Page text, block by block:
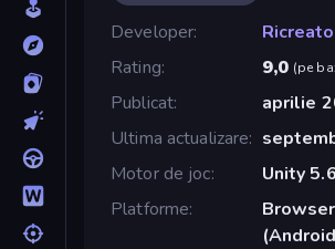
Developer
Rating
9,0 (pe
Publicat
aprilie
Ultima actualizare
Motor de joc
Unity 5.6
Platforme